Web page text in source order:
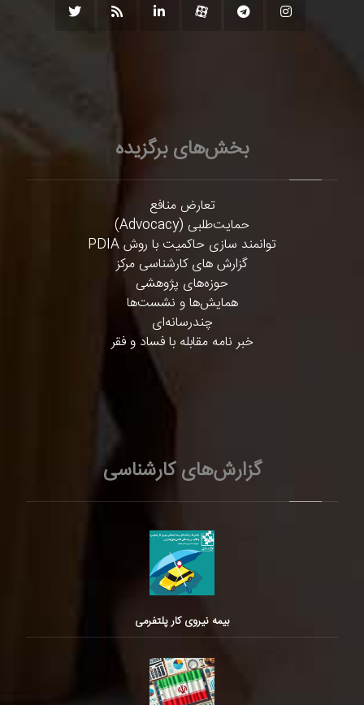
بخش‌های برگزیده
تعارض منافع
حمایت‌طلبی (Advocacy)
توانمند سازی حاکمیت با روش PDIA
گزارش های کارشناسی مرکز
حوزه‌های پژوهشی
همایش‌ها و نشست‌ها
چندرسانه‌ای
خبر نامه مقابله با فساد و فقر
گزارش‌های کارشناسی
بیمه نیروی کار پلتفرمی